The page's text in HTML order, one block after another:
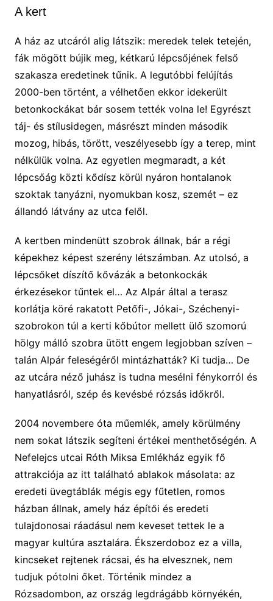
A kert
A ház az utcáról alig látszik: meredek telek tetején,
fák mögött bújik meg, kétkarú lépcsőjének felső
szakasza eredetinek tűnik. A legutóbbi felújítás
2000-ben történt, a vélhetően ekkor idekerült
betonkockákat bár sosem tették volna le! Egyrészt
táj- és stílusidegen, másrészt minden második
mozog, hibás, törött, veszélyesebb így a terep, mint
nélkülük volna. Az egyetlen megmaradt, a két
lépcsőág közti kődísz körül nyáron hontalanok
szoktak tanyázni, nyomukban kosz, szemét – ez
állandó látvány az utca felől.
A kertben mindenütt szobrok állnak, bár a régi
képekhez képest szerény létszámban. Az utolsó, a
lépcsőket díszítő kővázák a betonkockák
érkezésekor tűntek el… Az Alpár által a terasz
korlátja köré rakatott Petőfi-, Jókai-, Széchenyi-
szobrokon túl a kerti kőbútor mellett ülő szomorú
hölgy málló szobra ütött engem legjobban szíven –
talán Alpár feleségéről mintázhatták? Ki tudja… De
az utcára néző juhász is tudna mesélni fénykorról és
hanyatlásról, szép és kevésbé rózsás időkről.
2004 novembere óta műemlék, amely körülmény
nem sokat látszik segíteni értékei menthetőségén. A
Nefelejcs utcai Róth Miksa Emlékház egyik fő
attrakciója az itt található ablakok másolata: az
eredeti üvegtáblák mégis egy fűtetlen, romos
házban állnak, amely ház építői és eredeti
tulajdonosai ráadásul nem keveset tettek le a
magyar kultúra asztalára. Ékszerdoboz ez a villa,
kincseket rejtenek rácsai, és ha elvesznek, nem
tudjuk pótolni őket. Történik mindez a
Rózsadombon, az ország legdrágább környékén,